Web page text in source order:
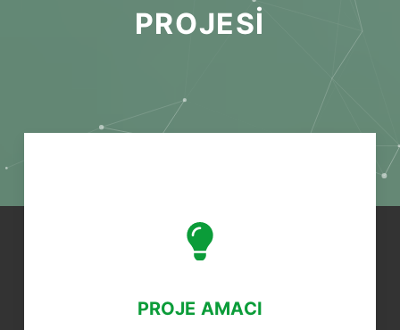
PROJESİ
PROJE AMACI